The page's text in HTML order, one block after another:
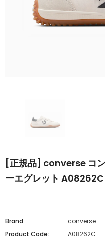
[正規品] converse コ
ーエグレット
Brand:
converse
Product Code:
A08262C